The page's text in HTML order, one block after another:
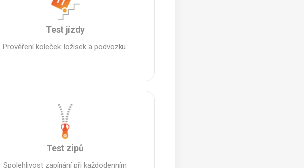
Test jízdy
Prověření koleček, ložisek a podvozku.
Test zipů
Spolehlivost zapínání při každodenním